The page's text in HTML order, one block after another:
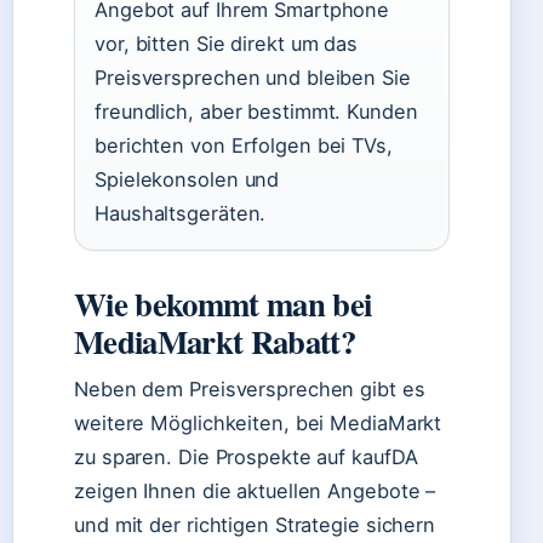
Angebot auf Ihrem Smartphone
vor, bitten Sie direkt um das
Preisversprechen und bleiben Sie
freundlich, aber bestimmt. Kunden
berichten von Erfolgen bei TVs,
Spielekonsolen und
Haushaltsgeräten.
Wie bekommt man bei
MediaMarkt Rabatt?
Neben dem Preisversprechen gibt es
weitere Möglichkeiten, bei MediaMarkt
zu sparen. Die Prospekte auf kaufDA
zeigen Ihnen die aktuellen Angebote –
und mit der richtigen Strategie sichern